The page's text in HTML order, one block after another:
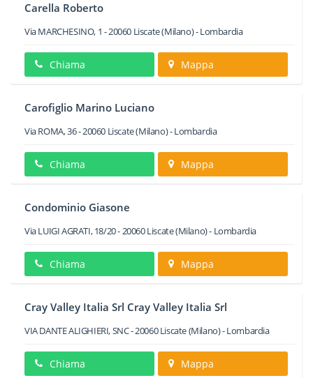
Carella Roberto
Via MARCHESINO, 1 -20060 Liscate(Milano) -Lombardia
Chiama Mappa
Carofiglio Marino Luciano
Via ROMA, 36-20060 Liscate(Milano) -Lombardia
Chiama Mappa
Condominio Giasone
Via LUIGI AGRATI, 18/20-20060Liscate(Milano) - Lombardia
Chiama Mappa
Cray Valley Italia Srl Cray Valley Italia Srl
VIA DANTE ALIGHIERI, SNC-20060 Liscate(Milano) -Lombardia
Chiama Mappa